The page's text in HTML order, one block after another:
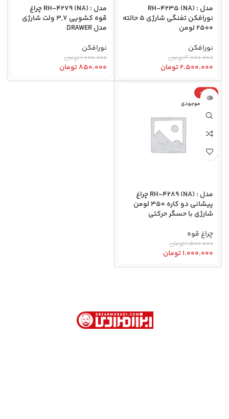
مدل : RH-4235 (NA)
نورافکن تفنگی شارژی 5 حالته
2500 لومن
نورافکن
۴.۰۰۰.۰۰۰تومان
۲.۵۰۰.۰۰۰تومان
مدل : RH-4279 (NA) چراغ
قوه کشویی 3,7 ولت شارژی
مدل DRAWER
نورافکن
۱.۰۰۰.۰۰۰تومان
۸۵۰.۰۰۰ تومان
-33%
اتمام موجودی
مدل : RH-4289 (NA) چراغ
پیشانی دو کاره 350 لومن
شارژی با حسگر حرکتی
چراغ قوه
۱.۵۰۰.۰۰۰تومان
۱.۰۰۰.۰۰۰تومان